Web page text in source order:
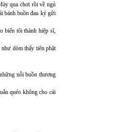
qua chơi rồi về ngủ
bánh buồn đau ký gửi
biến tôi thành hiệp sĩ,
dòm thấy tiên phật
nỗi buồn thương
quéo không cho cái